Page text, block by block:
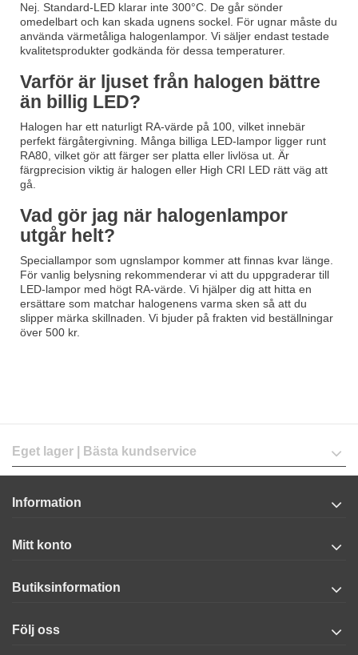
Nej. Standard-LED klarar inte 300°C. De går sönder
omedelbart och kan skada ugnens sockel. För ugnar måste du
använda värmetåliga halogenlampor. Vi säljer endast testade
kvalitetsprodukter godkända för dessa temperaturer.
Varför är ljuset från halogen bättre
än billig LED?
Halogen har ett naturligt RA-värde på 100, vilket innebär
perfekt färgåtergivning. Många billiga LED-lampor ligger runt
RA80, vilket gör att färger ser platta eller livlösa ut. Är
färgprecision viktig är halogen eller High CRI LED rätt väg att
gå.
Vad gör jag när halogenlampor
utgår helt?
Speciallampor som ugnslampor kommer att finnas kvar länge.
För vanlig belysning rekommenderar vi att du uppgraderar till
LED-lampor med högt RA-värde. Vi hjälper dig att hitta en
ersättare som matchar halogenens varma sken så att du
slipper märka skillnaden. Vi bjuder på frakten vid beställningar
över 500 kr.
Eget lager | Bästa kundservice
Information
Mitt konto
Butiksinformation
Följ oss